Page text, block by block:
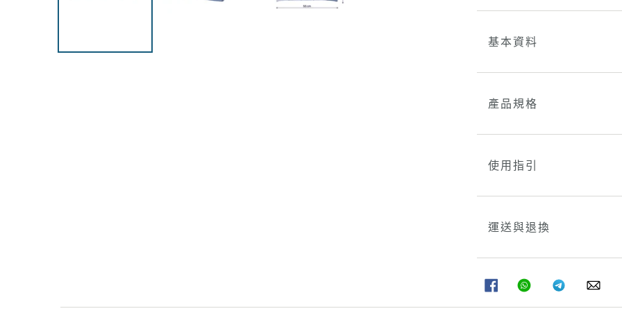
基本資料
產品規格
使用指引
運送與退換
FACEBOOK
分
享
WHATSAPPTELEGRAM
分
享